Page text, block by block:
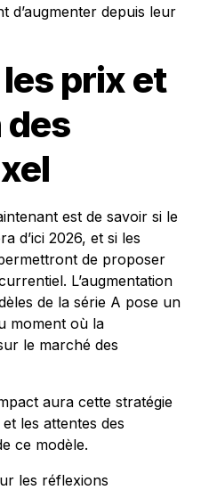
d’augmenter depuis leur
prix et
est de savoir si le
d’ici 2026, et si les
de proposer
L’augmentation
de la série A pose un
moment où la
le marché des
aura cette stratégie
les attentes des
ce modèle.
les réflexions